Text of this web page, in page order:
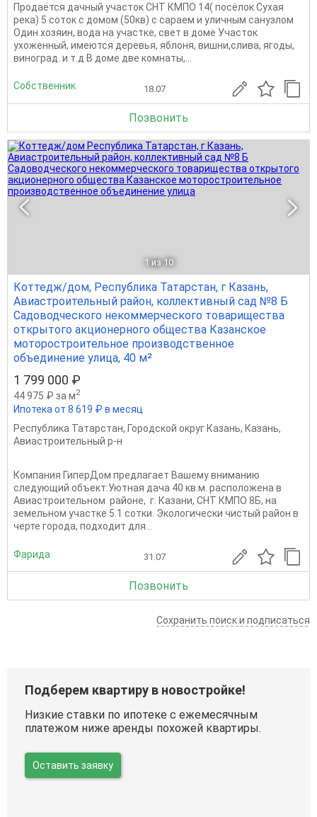
Продаётся дачный участок СНТ КМПО 14( посёлок Сухая
река) 5 соток с домом (50кв) с сараем и уличным санузлом
Один хозяин, вода на участке, свет в доме Участок
ухоженный, имеются деревья, яблоня, вишни,слива, ягоды,
виноград. и т.д В доме две комнаты,...
Собственник 18.07
Позвонить
1 из 10
Коттедж/дом, Республика Татарстан, г Казань,
Авиастроительный район, коллективный сад №8 Б
Садоводческого некоммерческого товарищества
открытого акционерного общества Казанское
моторостроительное производственное
объединение улица, 40 м²
1 799 000 ₽
44 975 ₽ за м2
Ипотека от 8 619 ₽ в месяц
Республика Татарстан, Городской округ Казань, Казань,
Авиастроительный р-н
Компания ГиперДом предлагает Вашему вниманию
следующий объект:Уютная дача 40 кв.м. расположена в
Авиастроительном районе, г. Казани, СНТ КМПО 8Б, на
земельном участке 5.1 сотки. Экологически чистый район в
черте города, подходит для...
Фарида 31.07
Позвонить
Сохранить поиск и подписаться
Подберем квартиру в новостройке!
Низкие ставки по ипотеке с ежемесячным
платежом ниже аренды похожей квартиры.
Оставить заявку